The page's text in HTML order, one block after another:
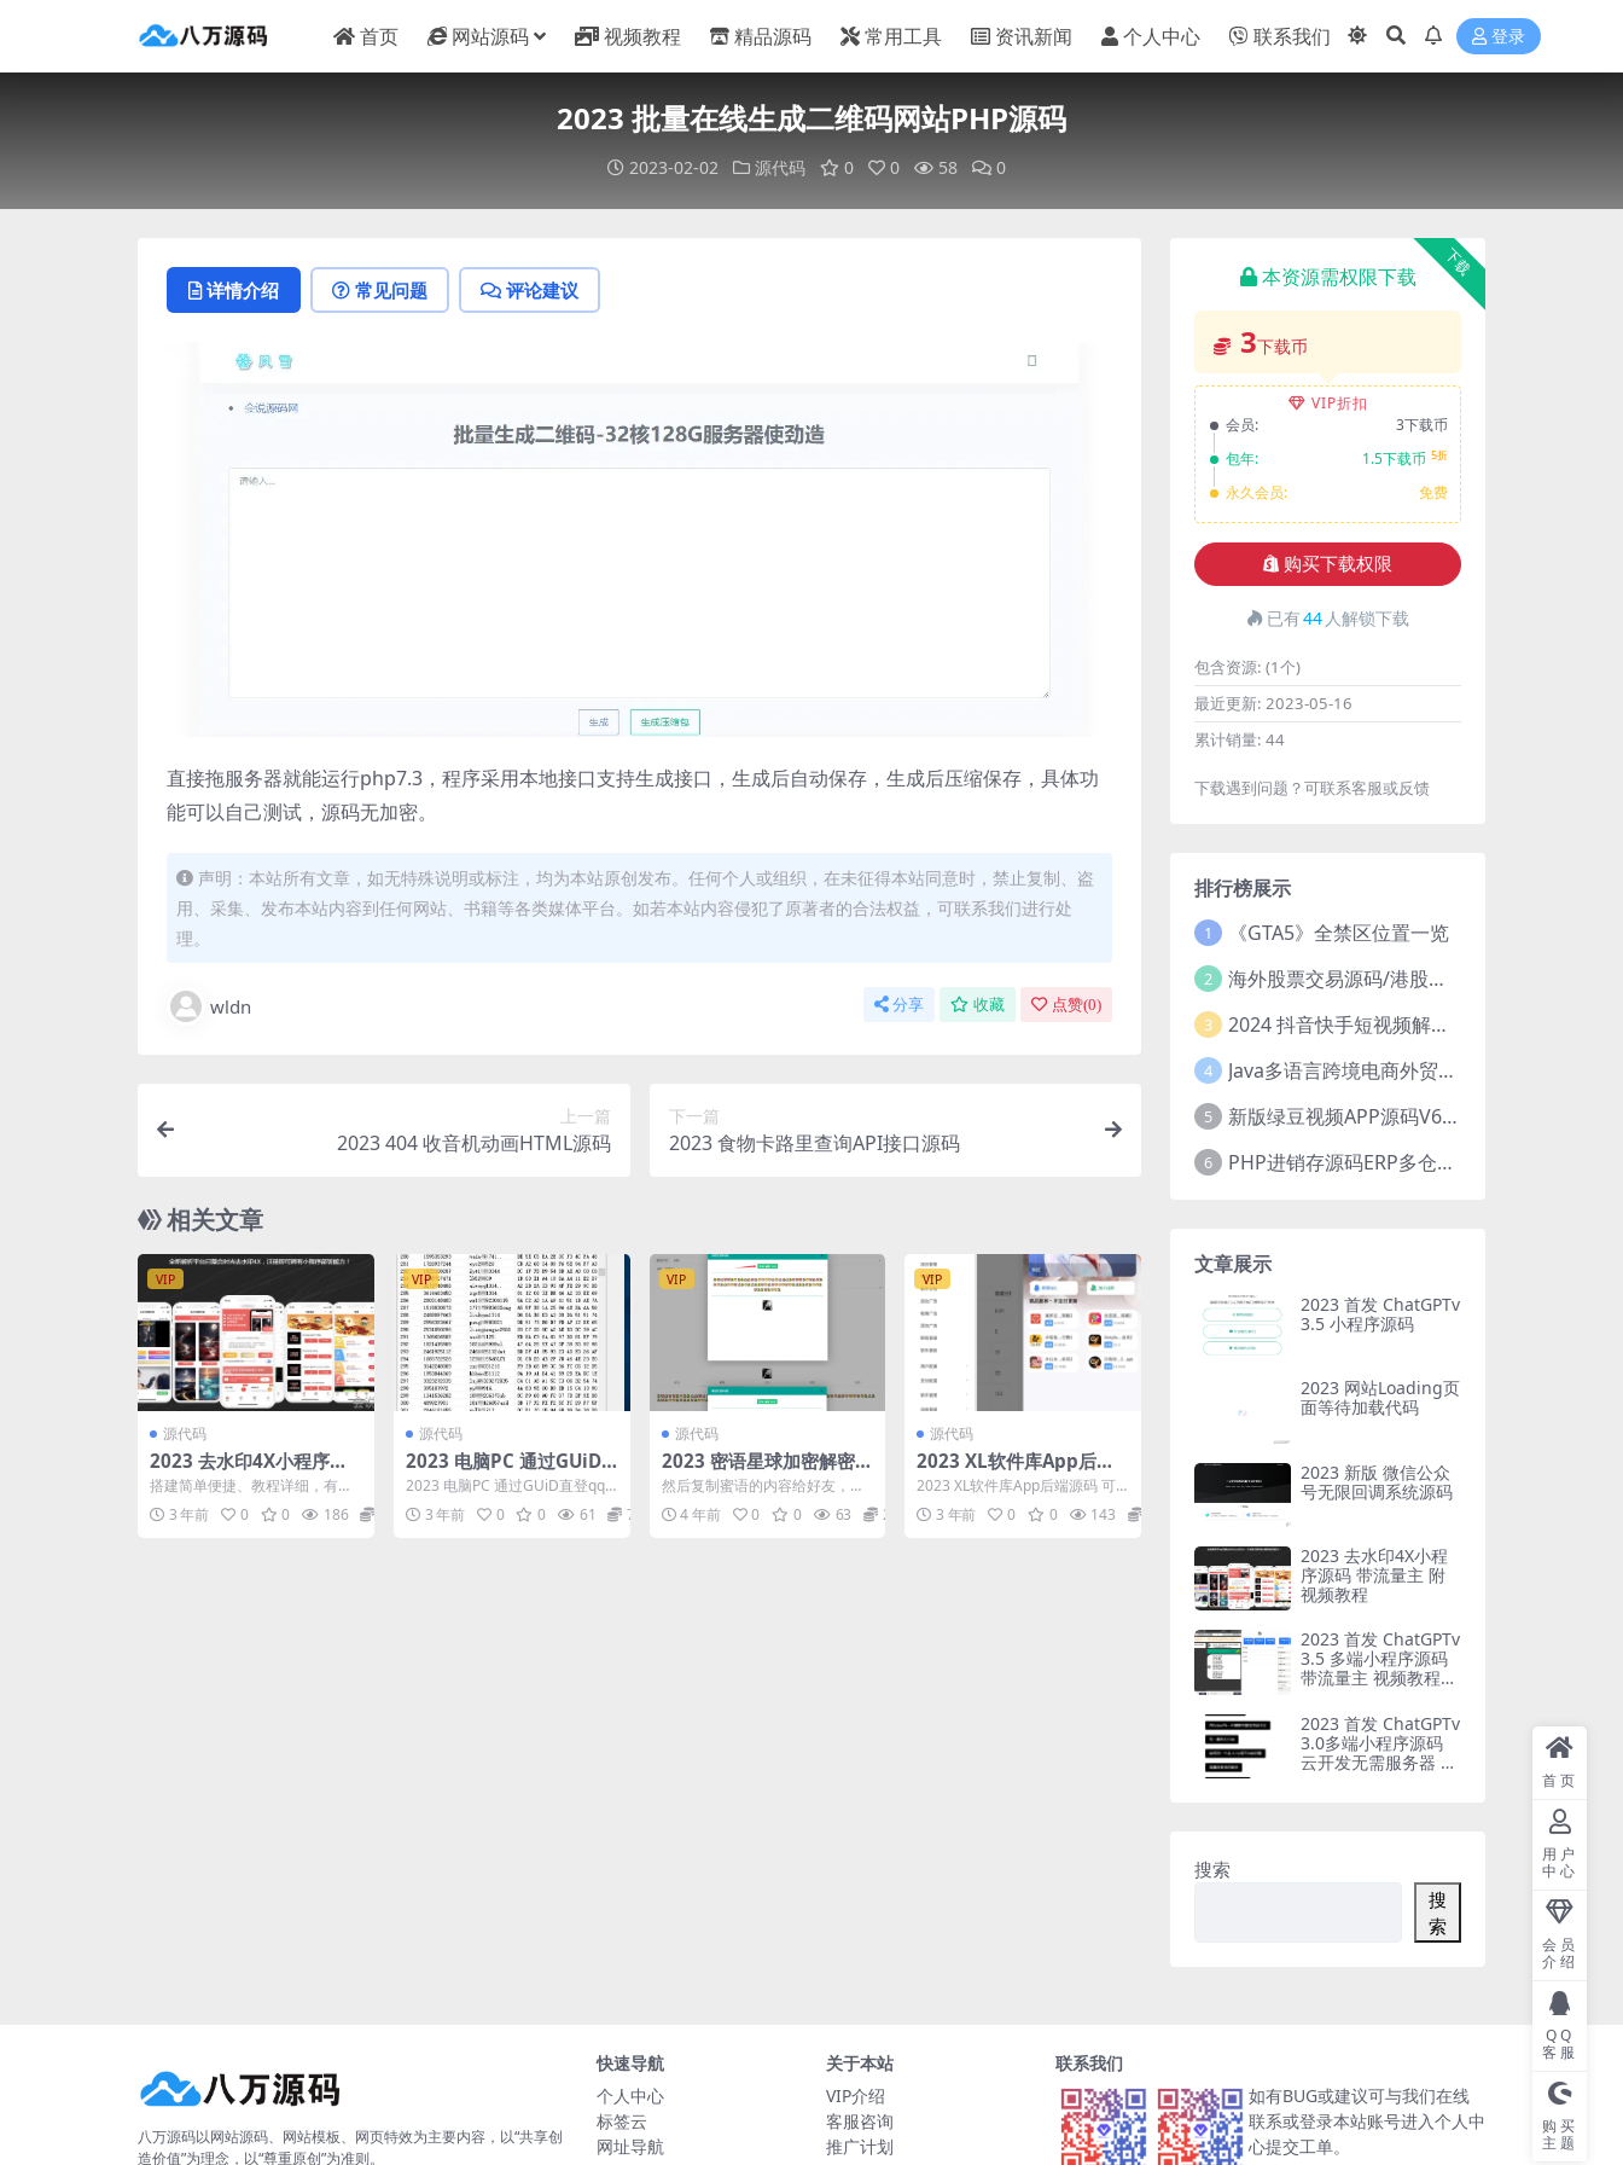
首页 网站源码 视频教程 精品源码 常用工具 资讯新闻 个人中心 联系我们 登录
2023 批量在线生成二维码网站PHP源码
2023-02-02 源代码 0 0 58 0
详情介绍 常见问题 评论建议
直接拖服务器就能运行php7.3，程序采用本地接口支持生成接口，生成后自动保存，生成后压缩保存，具体功
能可以自己测试，源码无加密。
声明：本站所有文章，如无特殊说明或标注，均为本站原创发布。任何个人或组织，在未征得本站同意时，禁止复制、盗
用、采集、发布本站内容到任何网站、书籍等各类媒体平台。如若本站内容侵犯了原著者的合法权益，可联系我们进行处
理。
wldn 分享 收藏 点赞(0)
上一篇
2023 404 收音机动画HTML源码
下一篇
2023 食物卡路里查询API接口源码
相关文章
VIP
源代码
2023 去水印4X小程序源
码 带流量主 附视频教程
搭建简单便捷、教程详细，有手
就会 开通流量主后 会有横幅,激
励视频,插屏广告, ...
3 年前 0 0 186
VIP
源代码
2023 电脑PC 通过GUiD
直登qq客户端
2023 电脑PC 通过GUiD直登qq
客户端
3 年前 0 0 61 7
VIP
源代码
2023 密语星球加密解密P
HP源码
然后复制蜜语的内容给好友，然
后让他们访问我们的网站就好了
好友在破译功能中，输入...
4 年前 0 0 63 2
VIP
源代码
2023 XL软件库App后端
源码 可自定义易支付 完整
版
2023 XL软件库App后端源码 可
自定义易支付 完整版 安装教程
先导入sq...
3 年前 0 0 143
下载
本资源需权限下载
3下载币
VIP折扣
会员:
3下载币
包年:
1.5下载币 5折
永久会员: 免费
购买下载权限
已有44 人解锁下载
包含资源: (1个)
最近更新: 2023-05-16
累计销量: 44
下载遇到问题？可联系客服或反馈
排行榜展示
1 《GTA5》全禁区位置一览
2 海外股票交易源码/港股泰股/美股源码/印度股源码/马拉西亚股票源码/国际股票配资
3 2024 抖音快手短视频解析去水印php源码
4 Java多语言跨境电商外贸商城TikToKshop内嵌商城I商家入驻I一键铺
5 新版绿豆视频APP源码V6.6 免授权插件版
6 PHP进销存源码ERP多仓库管理系统 手机版进销存 php网络版进销存小程序
文章展示
2023 首发 ChatGPTv
3.5 小程序源码
2023 网站Loading页
面等待加载代码
2023 新版 微信公众
号无限回调系统源码
2023 去水印4X小程
序源码 带流量主 附
视频教程
2023 首发 ChatGPTv
3.5 多端小程序源码
带流量主 视频教程
2023 首发 ChatGPTv
3.0多端小程序源码
云开发无需服务器 带
搜索
搜
索
八万源码以网站源码、网站模板、网页特效为主要内容，以“共享创
造价值”为理念，以“尊重原创”为准则。
快速导航
个人中心
标签云
网址导航
关于本站
VIP介绍
客服咨询
推广计划
联系我们
如有BUG或建议可与我们在线
联系或登录本站账号进入个人中
心提交工单。
首页
用户
中心
会员
介绍
QQ
客服
购买
主题